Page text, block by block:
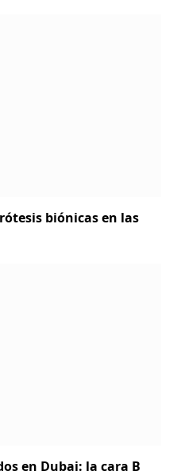
biónicas en las
en Dubai: la cara B